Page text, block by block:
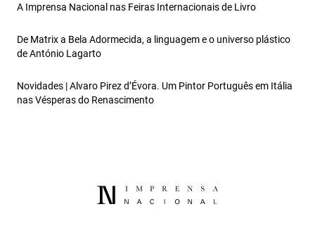
A Imprensa Nacional nas Feiras Internacionais de Livro
De Matrix a Bela Adormecida, a linguagem e o universo plástico
de António Lagarto
Novidades | Alvaro Pirez d’Évora. Um Pintor Português em Itália
nas Vésperas do Renascimento